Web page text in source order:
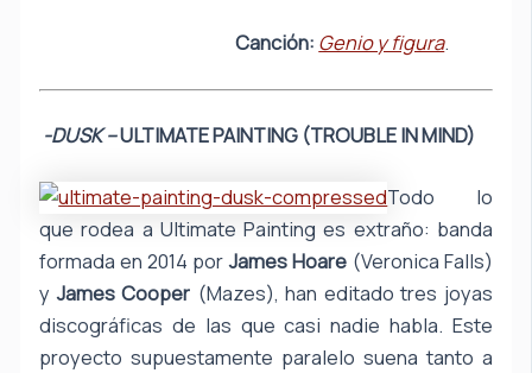
Canción: Genio y figura.
-DUSK –ULTIMATE PAINTING (TROUBLE IN MIND)
Todo lo
que rodea a Ultimate Painting es extraño: banda
formada en 2014 porJames Hoare(Veronica Falls)
yJames Cooper (Mazes), han editado tres joyas
discográficas de las que casi nadie habla. Este
proyecto supuestamente paralelo suena tanto a